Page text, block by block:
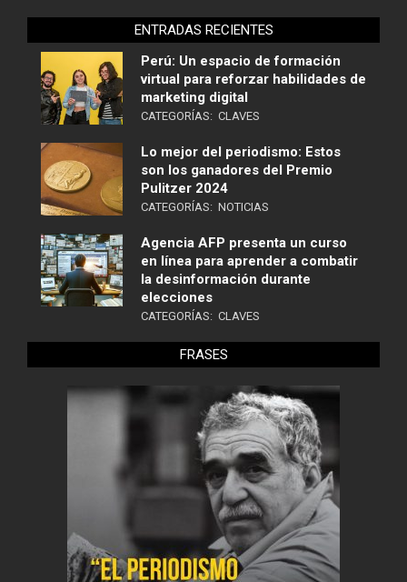
ENTRADAS RECIENTES
Perú: Un espacio de formación
virtual para reforzar habilidades de
marketing digital
CATEGORÍAS: CLAVES
Lo mejor del periodismo: Estos
son los ganadores del Premio
Pulitzer 2024
CATEGORÍAS: NOTICIAS
Agencia AFP presenta un curso
en línea para aprender a combatir
la desinformación durante
elecciones
CATEGORÍAS: CLAVES
FRASES